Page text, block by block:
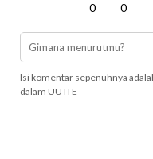
0 0
Isi komentar sepenuhnya
dalam UU ITE